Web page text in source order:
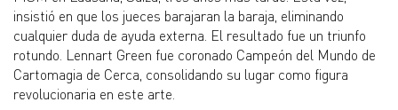
insistió en que los jueces barajaran la baraja, eliminando
cualquier duda de ayuda externa. El resultado fue un triunfo
rotundo. Lennart Green fue coronado Campeón del Mundo de
Cartomagia de Cerca, consolidando su lugar como figura
revolucionaria en este arte.